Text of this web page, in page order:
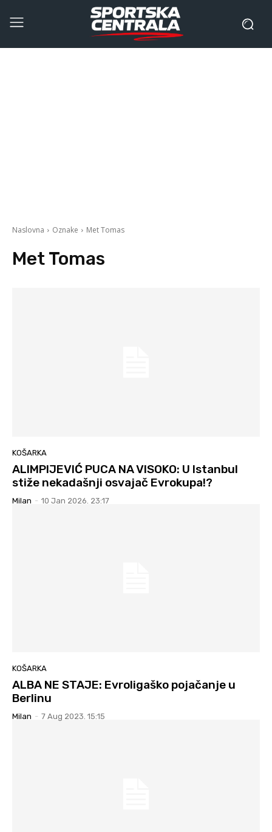
Naslovna Oznake Met Tomas
Met Tomas
KOŠARKA
ALIMPIJEVIĆ PUCA NA VISOKO: U Istanbul
stiže nekadašnji osvajač Evrokupa!?
Milan - 10 Jan 2026. 23:17
KOŠARKA
ALBA NE STAJE: Evroligaško pojačanje u
Berlinu
Milan - 7 Aug 2023. 15:15